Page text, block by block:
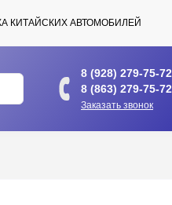
КИТАЙСКИХ АВТОМОБИЛЕЙ
8 (928) 279-75-72
8 (863) 279-75-72
Заказать звонок